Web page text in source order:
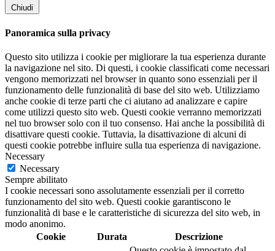
Chiudi
Panoramica sulla privacy
Questo sito utilizza i cookie per migliorare la tua esperienza durante
la navigazione nel sito. Di questi, i cookie classificati come necessari
vengono memorizzati nel browser in quanto sono essenziali per il
funzionamento delle funzionalità di base del sito web. Utilizziamo
anche cookie di terze parti che ci aiutano ad analizzare e capire
come utilizzi questo sito web. Questi cookie verranno memorizzati
nel tuo browser solo con il tuo consenso. Hai anche la possibilità di
disattivare questi cookie. Tuttavia, la disattivazione di alcuni di
questi cookie potrebbe influire sulla tua esperienza di navigazione.
Necessary
Necessary
Sempre abilitato
I cookie necessari sono assolutamente essenziali per il corretto
funzionamento del sito web. Questi cookie garantiscono le
funzionalità di base e le caratteristiche di sicurezza del sito web, in
modo anonimo.
Cookie
Durata Descrizione